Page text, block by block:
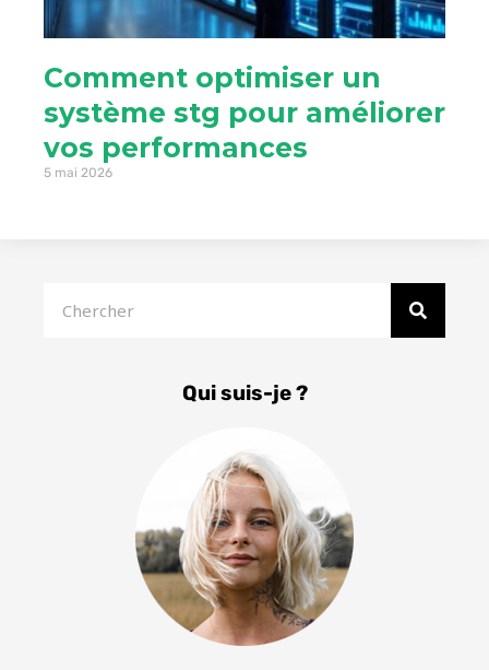
Comment optimiser un
système stg pour améliorer
vos performances
5 mai 2026
Qui suis-je ?